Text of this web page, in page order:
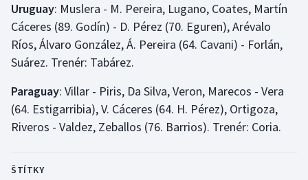
Uruguay: Muslera - M. Pereira, Lugano, Coates, Martín
Cáceres (89. Godín) - D. Pérez (70. Eguren), Arévalo
Ríos, Álvaro González, Á. Pereira (64. Cavani) - Forlán,
Suárez. Trenér: Tabárez.
Paraguay: Villar - Piris, Da Silva, Veron, Marecos - Vera
(64. Estigarribia), V. Cáceres (64. H. Pérez), Ortigoza,
Riveros - Valdez, Zeballos (76. Barrios). Trenér: Coria.
ŠTÍTKY